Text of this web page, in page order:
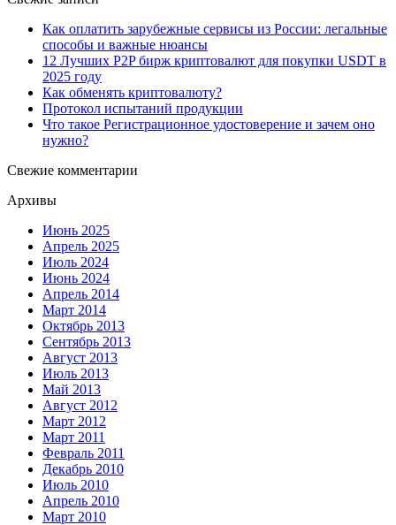
Как оплатить зарубежные сервисы из России: легальные
способы и важные нюансы
12 Лучших P2P бирж криптовалют для покупки USDT в
2025 году
Как обменять криптовалюту?
Протокол испытаний продукции
Что такое Регистрационное удостоверение и зачем оно
нужно?
Свежие комментарии
Архивы
Июнь 2025
Апрель 2025
Июль 2024
Июнь 2024
Апрель 2014
Март 2014
Октябрь 2013
Сентябрь 2013
Август 2013
Июль 2013
Май 2013
Август 2012
Март 2012
Март 2011
Февраль 2011
Декабрь 2010
Июль 2010
Апрель 2010
Март 2010